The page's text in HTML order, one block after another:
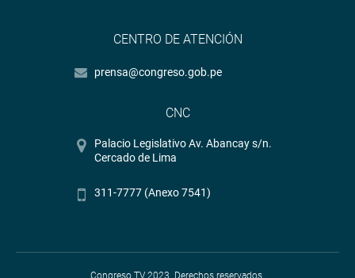
CENTRO DE ATENCIÓN
prensa@congreso.gob.pe
CNC
Palacio Legislativo Av. Abancay s/n.
Cercado de Lima
311-7777 (Anexo 7541)
Congreso TV 2023. Derechos reservados.